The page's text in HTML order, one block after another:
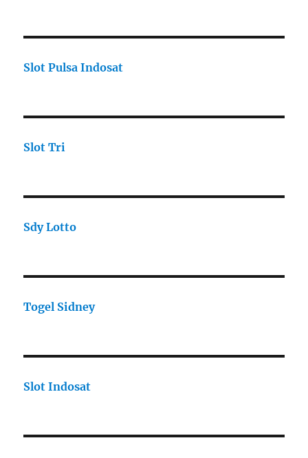
Slot Pulsa Indosat
Slot Tri
Sdy Lotto
Togel Sidney
Slot Indosat